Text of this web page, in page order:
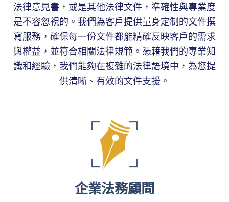
法律意見書，或是其他法律文件，準確性與專業度
是不容忽視的。我們為客戶提供量身定制的文件撰
寫服務，確保每一份文件都能精確反映客戶的需求
與權益，並符合相關法律規範。憑藉我們的專業知
識和經驗，我們能夠在複雜的法律語境中，為您提
供清晰、有效的文件支援。
企業法務顧問